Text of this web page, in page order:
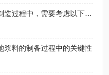
在聚氨酯乳化机的设计和制造过程中，需要考虑以下几个关键因素
浆料的制备过程中的关键性